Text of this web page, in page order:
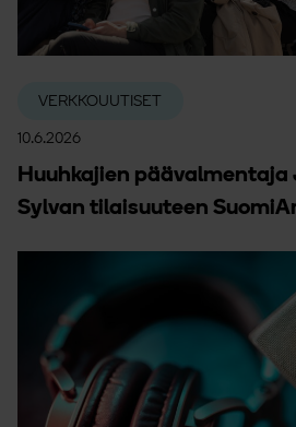
VERKKOUUTISET
10.6.2026
Huuhkajien päävalmentaja
Sylvan tilaisuuteen